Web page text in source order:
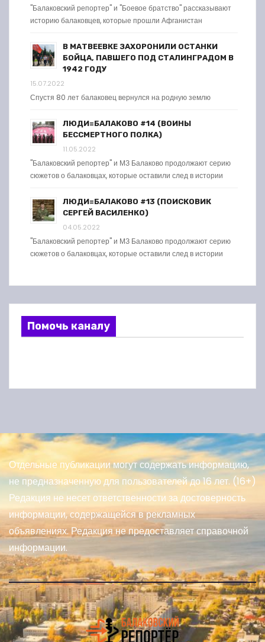
"Балаковский репортер" и "Боевое братство" рассказывают
историю балаковцев, которые прошли Афганистан
В МАТВЕЕВКЕ ЗАХОРОНИЛИ ОСТАНКИ
БОЙЦА, ПАВШЕГО ПОД СТАЛИНГРАДОМ В
1942 ГОДУ
15.07.2022
Спустя 80 лет балаковец вернулся на родную землю
ЛЮДИ=БАЛАКОВО #14 (ВОИНЫ
БЕССМЕРТНОГО ПОЛКА)
11.05.2022
"Балаковский репортер" и МЗ Балаково продолжают серию
сюжетов о балаковцах, которые оставили след в истории
ЛЮДИ=БАЛАКОВО #13 (ПОИСКОВИК
СЕРГЕЙ ВАСИЛЕНКО)
04.05.2022
"Балаковский репортер" и МЗ Балаково продолжают серию
сюжетов о балаковцах, которые оставили след в истории
Помочь каналу
Отдельные публикации могут содержать информацию,
не предназначенную для пользователей до 16 лет. (16+)
Редакция не несет ответственности за достоверность
информации, содержащейся в рекламных
объявлениях. Редакция не предоставляет справочной
информации.